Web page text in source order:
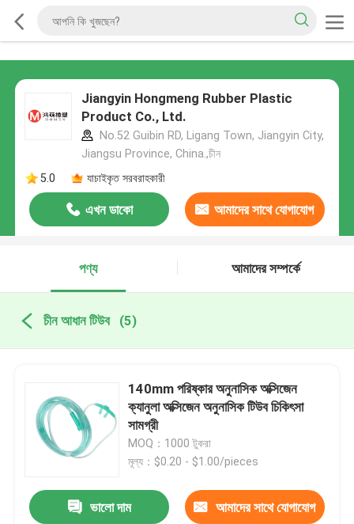
Jiangyin Hongmeng Rubber Plastic
Product Co., Ltd.
No.52 Guibin RD, Ligang Town, Jiangyin City,
Jiangsu Province, China.,চীন
5.0
যাচাইকৃত সরবরাহকারী
এখন ডাকো আমাদের সাথে যোগাযোগ
পণ্য
আমাদের সম্পর্কে
চীন আধান টিউব (5)
140mm পরিষ্কার অনুনাসিক অক্সিজেন
ক্যানুলা অক্সিজেন অনুনাসিক টিউব চিকিৎসা
সামগ্রী
MOQ：1000 টুকরা
মূল্য：$0.20 - $1.00/pieces
ভালো দাম আমাদের সাথে যোগাযোগ